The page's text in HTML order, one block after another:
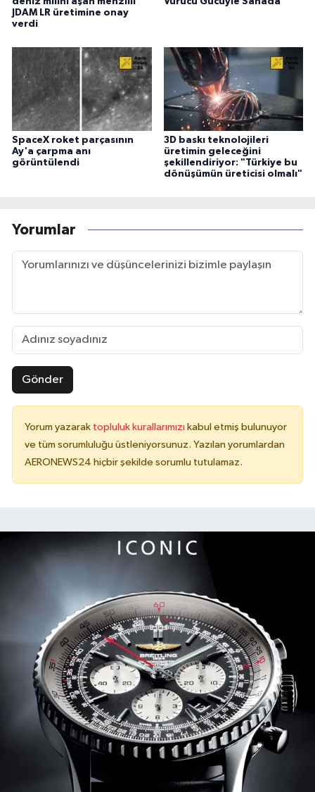
JDAM LR üretimine onay
verdi
SpaceX roket parçasının
Ay'a çarpma anı
görüntülendi
3D baskı teknolojileri
üretimin geleceğini
şekillendiriyor: "Türkiye bu
dönüşümün üreticisi olmalı"
Yorumlar
Gönder
Yorum yazarak topluluk kurallarımızı kabul etmiş bulunuyor
ve tüm sorumluluğu üstleniyorsunuz. Yazılan yorumlardan
AERONEWS24 hiçbir şekilde sorumlu tutulamaz.